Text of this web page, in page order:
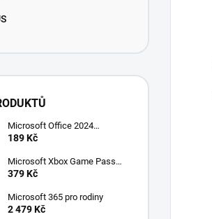
Microsoft Office 2024
Professional Plus
189 Kč
Microsoft Xbox Game Pass
Ultimate 1 měsíc
379 Kč
Microsoft 365 pro rodiny
2 479 Kč